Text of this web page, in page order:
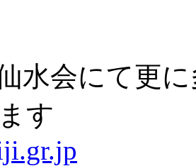
水会にて更
す